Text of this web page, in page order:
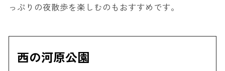
っぷりの夜散歩を楽しむのもおすすめです。
西の河原公園